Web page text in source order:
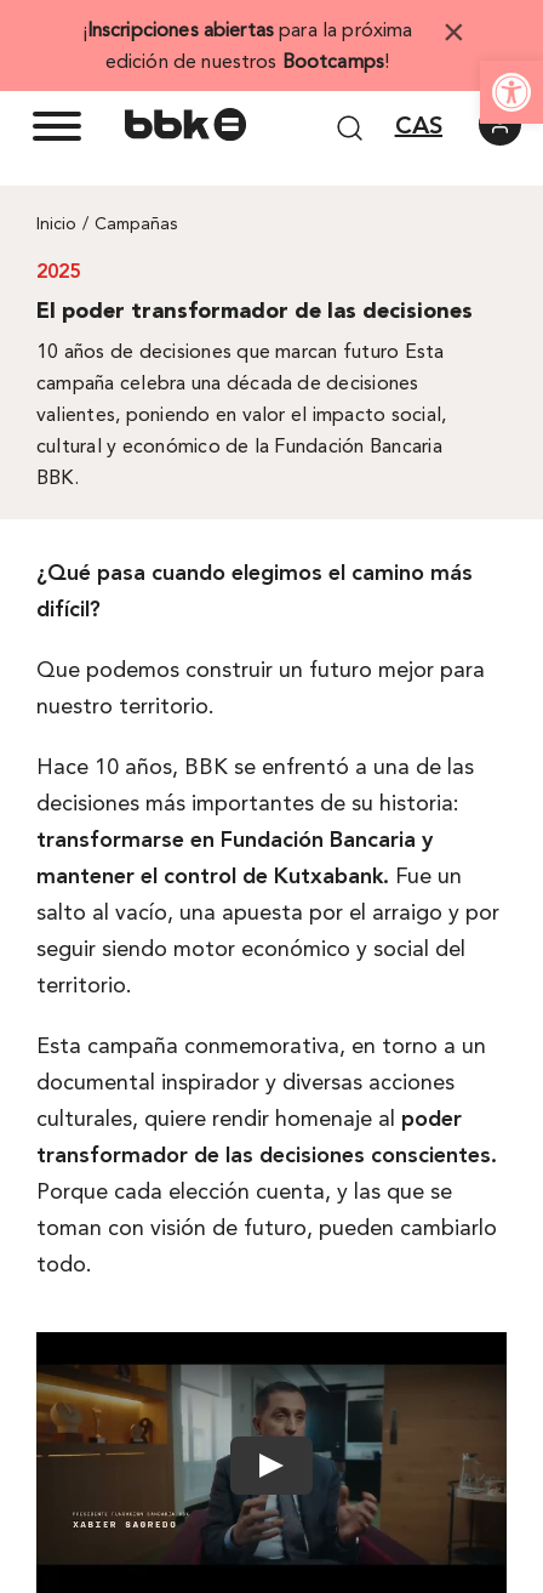
Abrir
¡ Inscripciones abiertas para la próxima
edición de nuestros Bootcamps!
×
CAS
Inicio Campañas
2025
El poder transformador de las decisiones
10 años de decisiones que marcan futuro Esta
campaña celebra una década de decisiones
valientes, poniendo en valor el impacto social,
cultural y económico de la Fundación Bancaria
BBK.
¿Qué pasa cuando elegimos el camino más
difícil?
Que podemos construir un futuro mejor para
nuestro territorio.
Hace 10 años, BBK se enfrentó a una de las
decisiones más importantes de su historia:
transformarse en Fundación Bancaria y
mantener el control de Kutxabank. Fue un
salto al vacío, una apuesta por el arraigo y por
seguir siendo motor económico y social del
territorio.
Esta campaña conmemorativa, en torno a un
documental inspirador y diversas acciones
culturales, quiere rendir homenaje al
poder
transformador de las decisiones conscientes.
Porque cada elección cuenta, y las que se
toman con visión de futuro, pueden cambiarlo
todo.